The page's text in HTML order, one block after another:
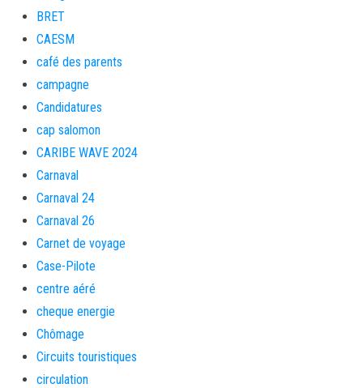
BRET
CAESM
café des parents
campagne
Candidatures
cap salomon
CARIBE WAVE 2024
Carnaval
Carnaval 24
Carnaval 26
Carnet de voyage
Case-Pilote
centre aéré
cheque energie
Chômage
Circuits touristiques
circulation